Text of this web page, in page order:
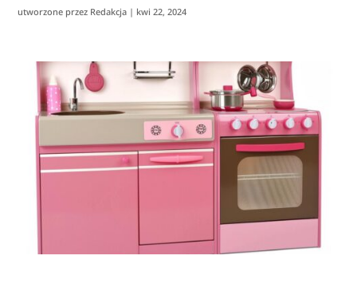
utworzone przez Redakcja | kwi 22, 2024